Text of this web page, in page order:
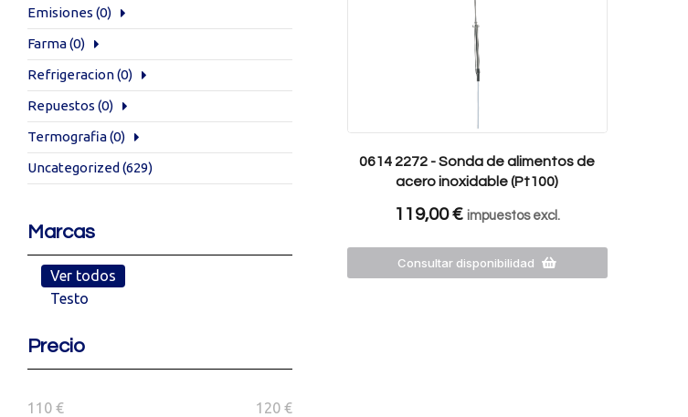
Emisiones (0)
Farma(0)
Refrigeracion(0)
Repuestos (0)
Termografia(0)
Uncategorized (629)
Marcas
Ver todos
Testo
Precio
110 € 120 €
0614 2272 - Sonda de alimentos de
acero inoxidable (Pt100)
119,00€ impuestos excl.
Consultar disponibilidad